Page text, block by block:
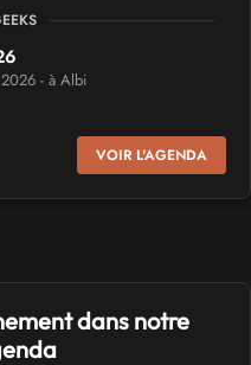
- à Albi
jeu vidéo et des loisirs
VOIR L'AGENDA
dans notre